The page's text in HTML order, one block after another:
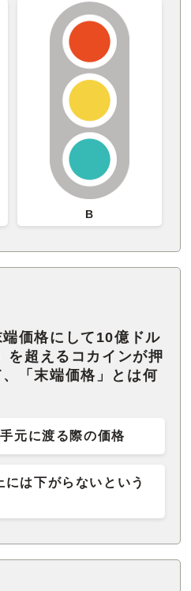
B
価格にして10億ドル
を超えるコカインが押
「末端価格」とは何
元に渡る際の価格
は下がらないという